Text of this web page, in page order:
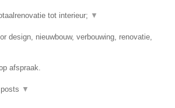
tot interieur; ▼
design, nieuwbouw, verbouwing, renovatie,
afspraak.
▼